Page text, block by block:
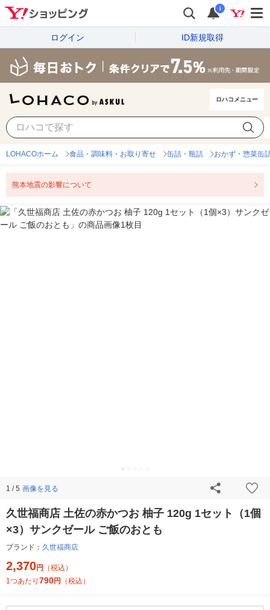
i
ログイン ID新規取得
ロハコメニュー
LOHACOホーム 食品・調味料・お取り寄せ 缶詰・瓶詰 おかず・惣菜缶
熊本地震の影響について
1 / 5 画像を見る
久世福商店 土佐の赤かつお 柚子 120g 1セット（1個
×3）サンクゼール ご飯のおとも
ブランド： 久世福商店
2,370円
（税込）
1つあたり 790円 （税込）